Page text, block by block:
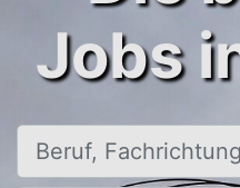
Jobs
Beruf, Fachrichtung, Firma